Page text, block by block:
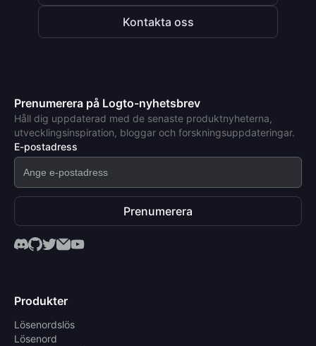
Kontakta oss
Prenumerera på Logto-nyhetsbrev
Håll dig uppdaterad med de senaste produktnyheterna,
utvecklingsinspiration, bloggar och forskningsuppdateringar.
E-postadress
Prenumerera
Produkter
Lösenordslös
Lösenord